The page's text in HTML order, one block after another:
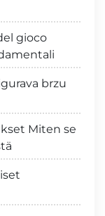
gioco
brzu
Miten se